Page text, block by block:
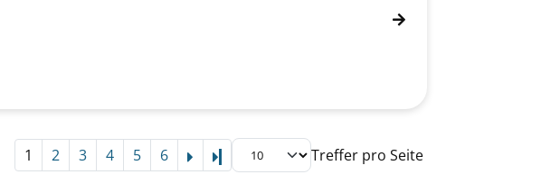
1 2 3 4 5 6 Letzte Seite Treffer pro Seite